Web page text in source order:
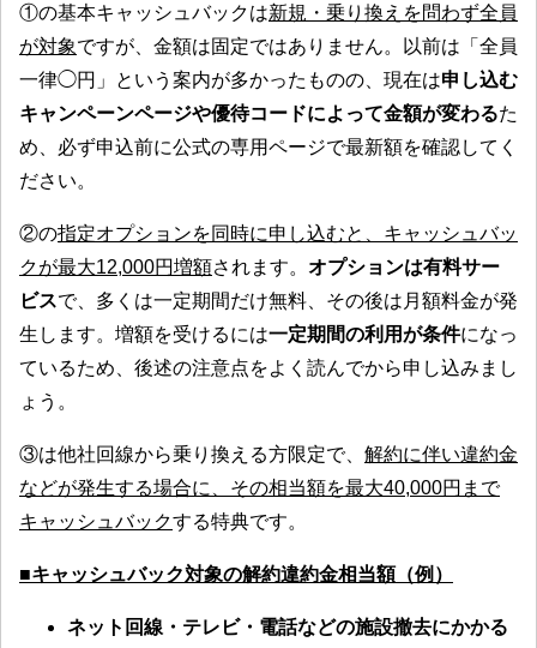
①の基本キャッシュバックは新規・乗り換えを問わず全員
が対象ですが、金額は固定ではありません。以前は「全員
一律◯円」という案内が多かったものの、現在は申し込む
キャンペーンページや優待コードによって金額が変わるた
め、必ず申込前に公式の専用ページで最新額を確認してく
ださい。
②の指定オプションを同時に申し込むと、キャッシュバッ
クが最大12,000円増額されます。 オプションは有料サー
ビスで、多くは一定期間だけ無料、その後は月額料金が発
生します。増額を受けるには一定期間の利用が条件になっ
ているため、後述の注意点をよく読んでから申し込みまし
ょう。
③は他社回線から乗り換える方限定で、 解約に伴い違約金
などが発生する場合に、その相当額を最大40,000円まで
キャッシュバックする特典です。
■キャッシュバック対象の解約違約金相当額（例）
ネット回線・テレビ・電話などの施設撤去にかかる